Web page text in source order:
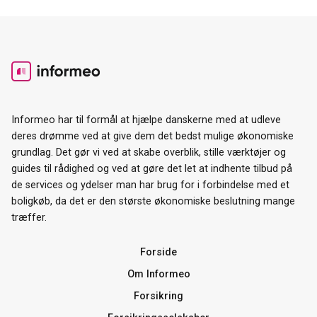
Informeo har til formål at hjælpe danskerne med at udleve
deres drømme ved at give dem det bedst mulige økonomiske
grundlag. Det gør vi ved at skabe overblik, stille værktøjer og
guides til rådighed og ved at gøre det let at indhente tilbud på
de services og ydelser man har brug for i forbindelse med et
boligkøb, da det er den største økonomiske beslutning mange
træffer.
Forside
Om Informeo
Forsikring